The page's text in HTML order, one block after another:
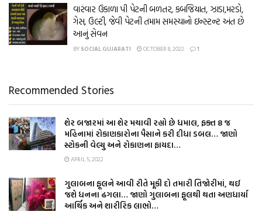
વારંવાર ઉકાળા પી પેટની બળતર, કબજિયાત, ઝાડા,મરડો,
ગેસ, ઉલ્ટી, જેવી પેટની તમામ સમસ્યાનો ઇન્સ્ટન્ટ અંત છે
આનું સેવન
BY SOCIAL GUJARATI OCTOBER 8, 2022 1
Recommended Stories
શેર બજારમાં આ શેર મચાવી રહ્યો છે ધમાલ, ફક્ત 8 જ
મહિનામાં રોકાણકારોના પૈસાને કરી દીધા ડબલ… જાણો
સ્ટોકની વેલ્યુ અને રોકાણના ફાયદા…
APRIL 5, 2022
ગુલાબના ફૂલને આવી રીતે મૂકી દો તમારી તિજોરીમાં, થઈ
જશે ધનના ઢગલા… જાણો ગુલાબના ફૂલથી થતા અણધાર્યા
આર્થિક અને શારીરિક લાભો…